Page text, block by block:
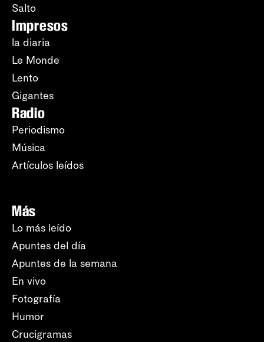
Salto
Impresos
la diaria
Le Monde
Lento
Gigantes
Radio
Periodismo
Música
Artículos leídos
Más
Lo más leído
Apuntes del día
Apuntes de la semana
En vivo
Fotografía
Humor
Crucigramas